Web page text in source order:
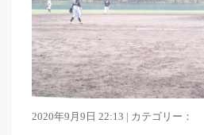
2020年9月9日 22:13 | カテゴリー：